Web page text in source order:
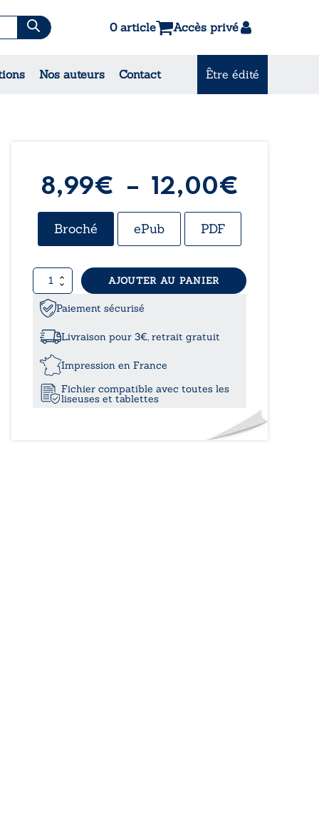
0 article Accès privé
Nos auteurs Contact Être édité
& Contes
8,99€ – 12,00€
de
8,99€
Broché ePub PDF
quantité
de
Le
clair-
obscur
Ombre
lumière
AJOUTER AU PANIER
Paiement sécurisé
Livraison pour 3€, retrait gratuit
Impression en France
Fichier compatible avec toutes les
liseuses et tablettes